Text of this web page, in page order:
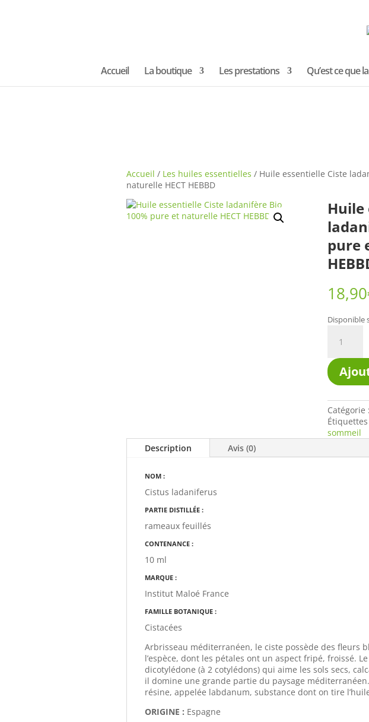
Accueil La boutique Les prestations Qu’est ce que
Accueil / Les huiles essentielles / Huile essentielle Ciste
naturelle HECT HEBBD
Huile
pure
18,90
Disponible
essentielle
Ciste
ladanifère
Bio
100%
pure
et
HECT
Catégorie :
Étiquettes
sommeil
Description
Avis (0)
NOM :
Cistus ladaniferus
PARTIE DISTILLÉE :
rameaux feuillés
CONTENANCE :
10 ml
MARQUE :
Institut Maloé France
FAMILLE BOTANIQUE :
Cistacées
Arbrisseau méditerranéen, le ciste possède des fleurs
l’espèce, dont les pétales ont un aspect fripé, froissé.
dicotylédone (à 2 cotylédons) qui aime les sols secs,
il domine une grande partie du paysage
résine, appelée labdanum, substance dont on tire
ORIGINE : Espagne